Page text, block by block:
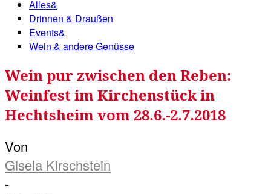
Alles&
Drinnen & Draußen
Events&
Wein & andere Genüsse
Wein pur zwischen den Reben:
Weinfest im Kirchenstück in
Hechtsheim vom 28.6.-2.7.2018
Von
Gisela Kirschstein
-